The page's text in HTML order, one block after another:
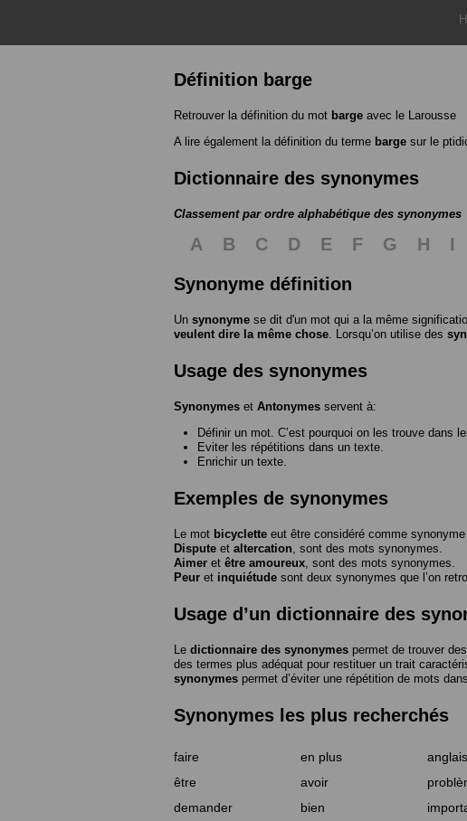
Définition barge
Retrouver la définition du mot barge avec le Larousse
A lire également la définition du terme barge sur le
Dictionnaire des synonymes
Classement par ordre alphabétique des synonymes
A B C D E F G H I
Synonyme définition
Un synonyme se dit d'un mot qui a la même
veulent dire la même chose. Lorsqu’on utilise des
Usage des synonymes
Synonymes et Antonymes servent à:
Définir un mot. C’est pourquoi on les trouve dans
Eviter les répétitions dans un texte.
Enrichir un texte.
Exemples de synonymes
Le mot bicyclette eut être considéré comme
Dispute et altercation, sont des mots synonymes.
Aimer et être amoureux, sont des mots synonymes.
Peur et inquiétude sont deux synonymes que l’on
Usage d’un dictionnaire des
Le dictionnaire des synonymes permet de trouver
des termes plus adéquat pour restituer un trait
synonymes permet d’éviter une répétition de mots
Synonymes les plus recherchés
faire en plus anglais
être
avoir
demander
bien